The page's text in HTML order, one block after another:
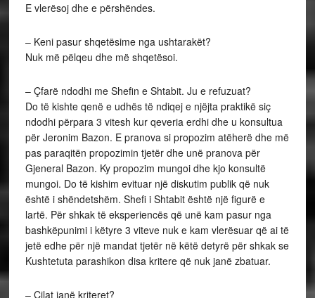
E vlerësoj dhe e përshëndes.
– Keni pasur shqetësime nga ushtarakët?
Nuk më pëlqeu dhe më shqetësoi.
– Çfarë ndodhi me Shefin e Shtabit. Ju e refuzuat?
Do të kishte qenë e udhës të ndiqej e njëjta praktikë siç
ndodhi përpara 3 vitesh kur qeveria erdhi dhe u konsultua
për Jeronim Bazon. E pranova si propozim atëherë dhe më
pas paraqitën propozimin tjetër dhe unë pranova për
Gjeneral Bazon. Ky propozim mungoi dhe kjo konsultë
mungoi. Do të kishim evituar një diskutim publik që nuk
është i shëndetshëm. Shefi i Shtabit është një figurë e
lartë. Për shkak të eksperiencës që unë kam pasur nga
bashkëpunimi i këtyre 3 viteve nuk e kam vlerësuar që ai të
jetë edhe për një mandat tjetër në këtë detyrë për shkak se
Kushtetuta parashikon disa kritere që nuk janë zbatuar.
– Cilat janë kriteret?